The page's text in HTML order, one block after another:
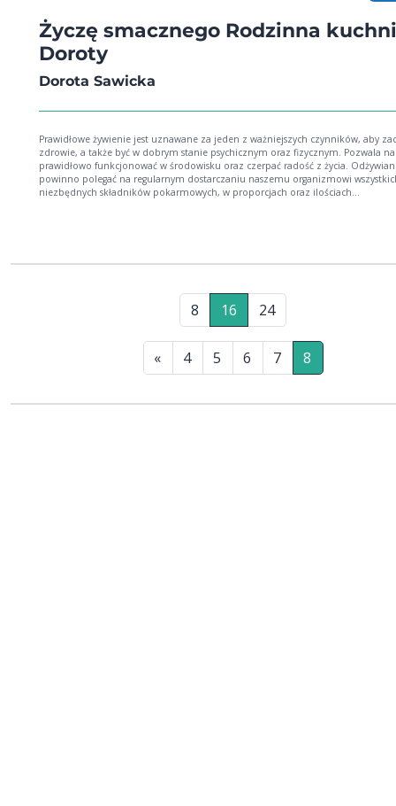
Życzę smacznego Rodzinna
Doroty
Dorota Sawicka
Prawidłowe żywienie jest uznawane za jeden z ważniejszych czynników, aby
zdrowie, a także być w dobrym stanie psychicznym oraz fizycznym. Pozwala
prawidłowo funkcjonować w środowisku oraz czerpać radość z życia. Odżywianie
powinno polegać na regularnym dostarczaniu naszemu organizmowi
niezbędnych składników pokarmowych, w proporcjach oraz ilościach
8 16 24
« 4 5 6 7 8